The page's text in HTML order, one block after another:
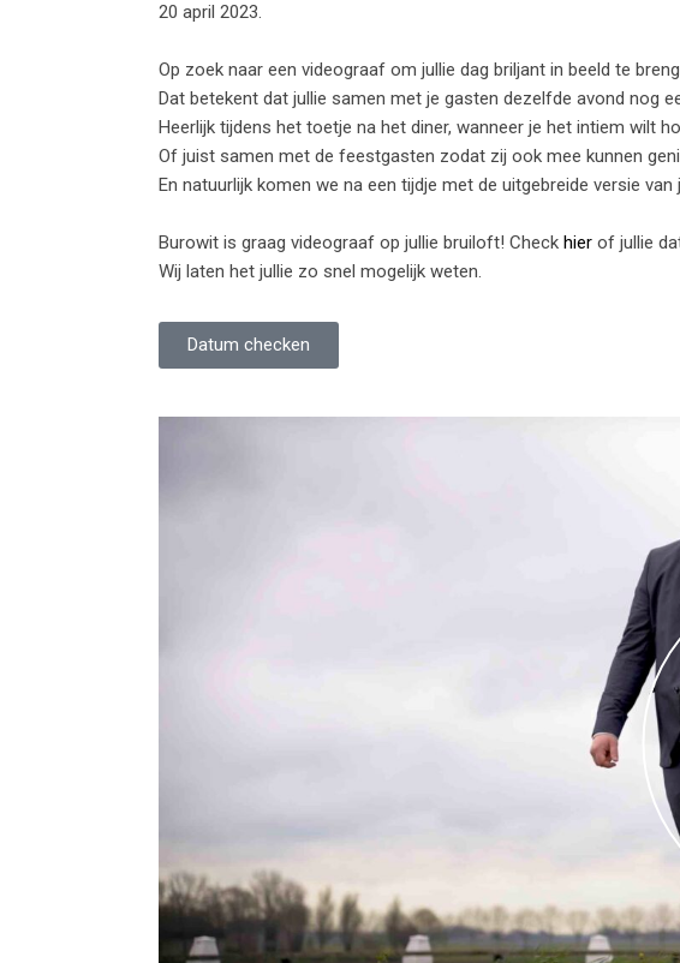
20 april 2023.
Op zoek naar een videograaf om jullie dag briljant in beeld te
Dat betekent dat jullie samen met je gasten dezelfde avond nog
Heerlijk tijdens het toetje na het diner, wanneer je het intiem wilt
Of juist samen met de feestgasten zodat zij ook mee kunnen
En natuurlijk komen we na een tijdje met de uitgebreide versie van
Burowit is graag videograaf op jullie bruiloft! Check hier of jullie
Wij laten het jullie zo snel mogelijk weten.
Datum checken